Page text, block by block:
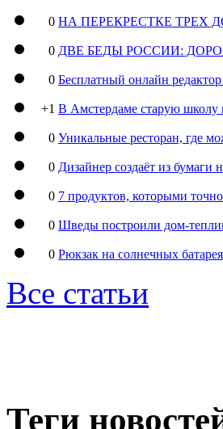
0 НА ПЕРЕКРЕСТКЕ ТРЕХ
0 ДВЕ БЕДЫ РОССИИ:
0 Бесплатный онлайн
+1 В Амстердаме старую школу
0 Уникальные ресторан, где
0 Дизайнер создаёт из
0 7 продуктов, которыми
0 Шведы построили дом-
0 Рюкзак на солнечных
Все статьи
Теги